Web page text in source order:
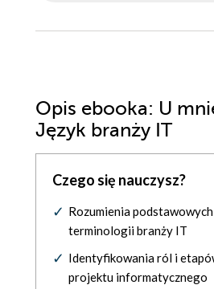
Opis ebooka: U
Język branży IT
Czego się nauczysz?
Rozumienia
terminologii branży IT
Identyfikowania ról i
projektu informatycznego